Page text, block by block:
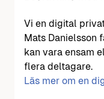
Vi en digital
Mats Danielsson
kan vara ensam
flera deltagare.
Läs mer om en